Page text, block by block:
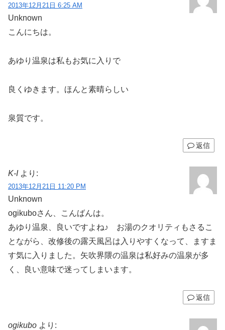
2013年12月21日 6:25 AM
Unknown
こんにちは。
あゆり温泉は私もお気に入りで
良くゆきます。ほんと素晴らしい
泉質です。
返信
K-I より:
2013年12月21日 11:20 PM
Unknown
ogikuboさん、こんばんは。
あゆり温泉、良いですよね♪ お湯のクオリティもさるこ
とながら、改修後の露天風呂は入りやすくなって、ますま
す気に入りました。矢吹界隈の温泉は私好みの温泉が多
く、良い意味で迷ってしまいます。
返信
ogikubo より: